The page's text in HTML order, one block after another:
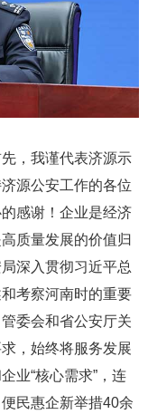
，我谨代表济源示
源公安工作的各位
感谢！企业是经济
质量发展的价值归
深入贯彻习近平总
考察河南时的重要
委会和省公安厅关
，始终将服务发展
业“核心需求”，连
民惠企新举措40余